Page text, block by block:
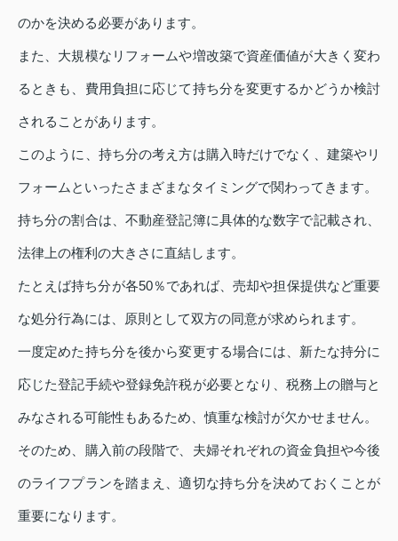
のかを決める必要があります。
また、大規模なリフォームや増改築で資産価値が大きく変わ
るときも、費用負担に応じて持ち分を変更するかどうか検討
されることがあります。
このように、持ち分の考え方は購入時だけでなく、建築やリ
フォームといったさまざまなタイミングで関わってきます。
持ち分の割合は、不動産登記簿に具体的な数字で記載され、
法律上の権利の大きさに直結します。
たとえば持ち分が各50％であれば、売却や担保提供など重要
な処分行為には、原則として双方の同意が求められます。
一度定めた持ち分を後から変更する場合には、新たな持分に
応じた登記手続や登録免許税が必要となり、税務上の贈与と
みなされる可能性もあるため、慎重な検討が欠かせません。
そのため、購入前の段階で、夫婦それぞれの資金負担や今後
のライフプランを踏まえ、適切な持ち分を決めておくことが
重要になります。